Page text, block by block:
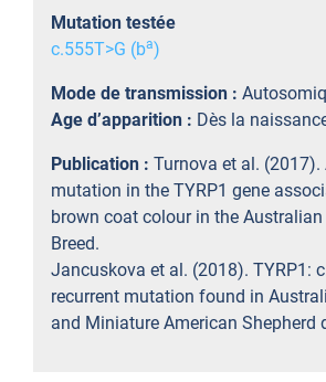
Mutation testée
c.555T>G (ba)
Mode de transmission :
Age d’apparition : Dès la
Publication : Turnova et al. (2017).
mutation in the TYRP1 gene
brown coat colour in the Australian
Breed.
Jancuskova et al. (2018). TYRP1:
recurrent mutation found in
and Miniature American Shepherd